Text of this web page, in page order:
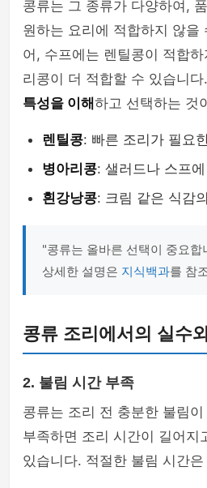
콩류는 그 종류가 다양하여,
원하는 요리에 적합하지 않을
어, 수프에는 렌틸콩이 적합
리콩이 더 적합할 수 있습니다
특성을 이해하고 선택하는 것
렌틸콩: 빠른 조리가 필요
병아리콩: 샐러드나 스프
흰강낭콩: 크림 같은 식감
"콩류는 올바른 선택이 중요
상세한 설명은 지식백과를 참
콩류 조리에서의 실수
2. 불림 시간 부족
콩류는 조리 전 충분한 불림
부족하면 조리 시간이 길어지
있습니다. 적절한 불림 시간